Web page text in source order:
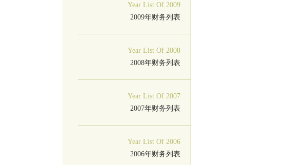
Year List Of 2009
2009年财务列表
Year List Of 2008
2008年财务列表
Year List Of 2007
2007年财务列表
Year List Of 2006
2006年财务列表